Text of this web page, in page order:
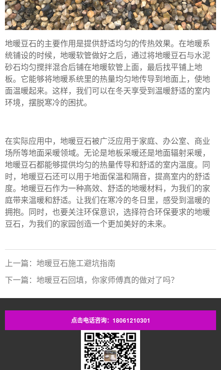
地暖豆石的主要作用是提供舒适均匀的传热效果。在地暖系
统铺设的时候，地暖软管做好之后，通过将地暖豆石与水泥
砂石均匀搅拌混合后铺在地暖软管上面，最后找平铺上地
板。它能够将地暖系统里的热量均匀地传导到地面上，使地
面温暖起来。这样，我们可以在冬天享受到温暖舒适的室内
环境，摆脱寒冷的困扰。
在实际应用中，地暖豆石被广泛应用于家庭、办公室、商业
场所等地面采暖领域。无论是地板采暖还是地面辐射采暖，
地暖豆石都能够提供均匀的热量传导和舒适的室内温度。同
时，地暖豆石还可以用于地面保温和隔音，提高室内的舒适
度。地暖豆石作为一种高效、舒适的地暖材料，为我们的家
庭带来温暖和舒适。让我们在寒冷的冬日里，感受到温暖的
拥抱。同时，也要关注环保意识，选择符合环保要求的地暖
豆石，为我们的家园创造一个更加美好的未来。
上一篇：地暖豆石施工避坑指南
下一篇：​地暖豆石回填，你家师傅真的做对了吗？
点击电话咨询：18061210301